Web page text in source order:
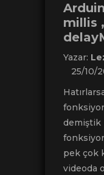
millis
Yazar:
25/10/
demiştik
pek çok
videoda